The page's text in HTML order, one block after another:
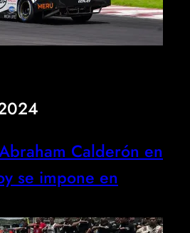
Calderón en
se impone en